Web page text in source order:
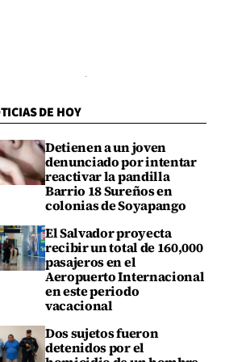
DE HOY
Detienen a un joven
denunciado por intentar
reactivar la pandilla
Barrio 18 Sureños en
colonias de Soyapango
El Salvador proyecta
recibir un total de 160,000
pasajeros en el
Aeropuerto Internacional
en este periodo
vacacional
Dos sujetos fueron
detenidos por el